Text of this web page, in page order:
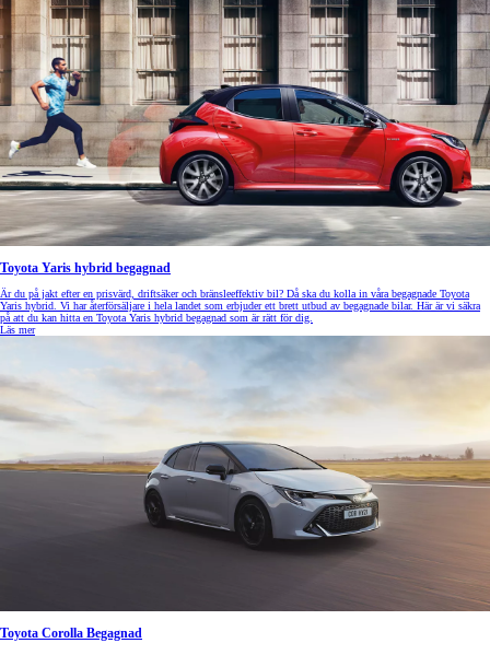
Toyota Yaris hybrid begagnad
Är du på jakt efter en prisvärd, driftsäker och bränsleeffektiv bil? Då ska du kolla in våra begagnade Toyota
Yaris hybrid. Vi har återförsäljare i hela landet som erbjuder ett brett utbud av begagnade bilar. Här är vi säkra
på att du kan hitta en Toyota Yaris hybrid begagnad som är rätt för dig.
Läs mer
Toyota Corolla Begagnad